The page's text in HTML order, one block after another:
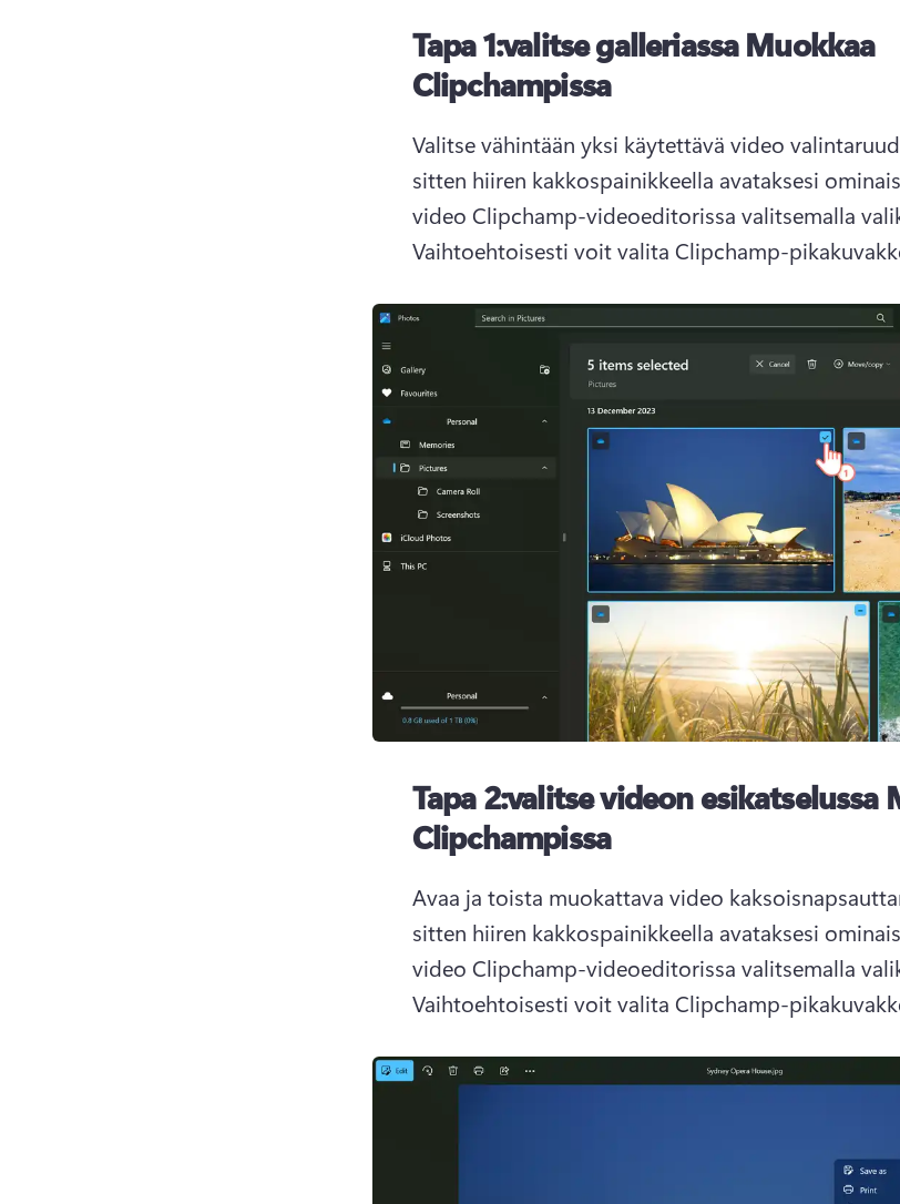
Tapa 1:valitse galleriassa Muokkaa
Clipchampissa
Valitse vähintään yksi käytettävä video
sitten hiiren kakkospainikkeella avataksesi
Vaihtoehtoisesti voit valita Clipchamp-
Tapa 2:valitse videon esikatselussa
Clipchampissa
Avaa ja toista muokattava video
sitten hiiren kakkospainikkeella avataksesi
Vaihtoehtoisesti voit valita Clipchamp-